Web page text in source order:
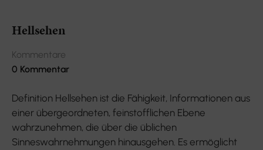
Hellsehen
Kommentare
0 Kommentar
Definition Hellsehen ist die Fähigkeit, Informationen aus
einer übergeordneten, feinstofflichen Ebene
wahrzunehmen, die über die üblichen
Sinneswahrnehmungen hinausgehen. Es ermöglicht